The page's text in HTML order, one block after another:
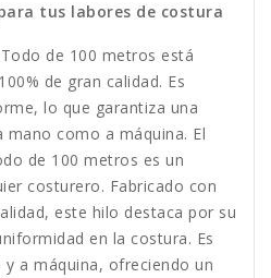
tus labores de costura
de 100 metros está
de gran calidad. Es
lo que garantiza una
como a máquina. El
de 100 metros es un
costurero. Fabricado con
este hilo destaca por su
en la costura. Es
a máquina, ofreciendo un